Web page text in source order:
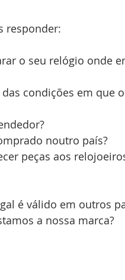
responder:
o seu relógio onde
condições em que
noutro país?
peças aos
é válido em outros
a nossa marca?